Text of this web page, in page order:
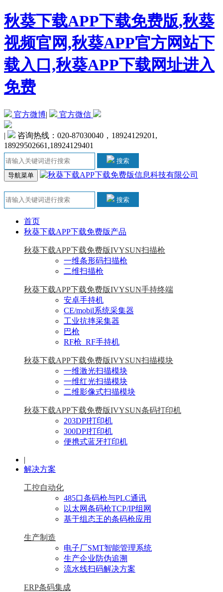
秋葵下载APP下载免费版,秋葵
视频官网,秋葵APP官方网站下
载入口,秋葵APP下载网址进入
免费
官方微博| 官方微信
|
咨询热线：020-87030040，18924129201,
18929502661,18924129401
搜索
导航菜单
搜索
首页
秋葵下载APP下载免费版产品
秋葵下载APP下载免费版IVYSUN扫描枪
一维条形码扫描枪
二维扫描枪
秋葵下载APP下载免费版IVYSUN手持终端
安卓手持机
CE/mobil系统采集器
工业抗摔采集器
巴枪
RF枪_RF手持机
秋葵下载APP下载免费版IVYSUN扫描模块
一维激光扫描模块
一维红光扫描模块
二维影像式扫描模块
秋葵下载APP下载免费版IVYSUN条码打印机
203DPI打印机
300DPI打印机
便携式蓝牙打印机
|
解决方案
工控自动化
485口条码枪与PLC通讯
以太网条码枪TCP/IP组网
基于组态王的条码枪应用
生产制造
电子厂SMT智能管理系统
生产企业防伪追溯
流水线扫码解决方案
ERP条码集成